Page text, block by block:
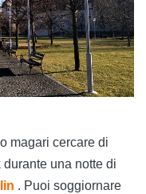
magari cercare di
una notte di
. Puoi soggiornare